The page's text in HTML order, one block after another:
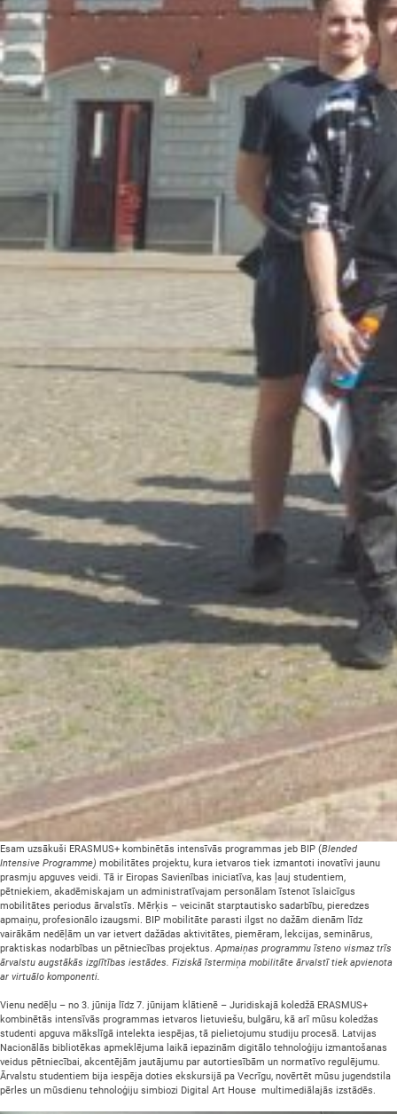
Esam uzsākuši ERASMUS+ kombinētās intensīvās programmas jeb BIP (Blended
Intensive Programme) mobilitātes projektu, kura ietvaros tiek izmantoti inovatīvi jaunu
prasmju apguves veidi. Tā ir Eiropas Savienības iniciatīva, kas ļauj studentiem,
pētniekiem, akadēmiskajam un administratīvajam personālam īstenot īslaicīgus
mobilitātes periodus ārvalstīs. Mērķis – veicināt starptautisko sadarbību, pieredzes
apmaiņu, profesionālo izaugsmi. BIP mobilitāte parasti ilgst no dažām dienām līdz
vairākām nedēļām un var ietvert dažādas aktivitātes, piemēram, lekcijas, seminārus,
praktiskas nodarbības un pētniecības projektus.Apmaiņas programmu īsteno vismaz trīs
ārvalstu augstākās izglītības iestādes. Fiziskā īstermiņa mobilitāte ārvalstī tiek apvienota
ar virtuālo komponenti.
Vienu nedēļu – no 3. jūnija līdz 7. jūnijam klātienē – Juridiskajā koledžā ERASMUS+
kombinētās intensīvās programmas ietvaros lietuviešu, bulgāru, kā arī mūsu koledžas
studenti apguva mākslīgā intelekta iespējas, tā pielietojumu studiju procesā. Latvijas
Nacionālās bibliotēkas apmeklējuma laikā iepazinām digitālo tehnoloģiju izmantošanas
veidus pētniecībai, akcentējām jautājumu par autortiesībām un normatīvo regulējumu.
Ārvalstu studentiem bija iespēja doties ekskursijā pa Vecrīgu, novērtēt mūsu jugendstila
pērles un mūsdienu tehnoloģiju simbiozi Digital Art House multimediālajās izstādēs.